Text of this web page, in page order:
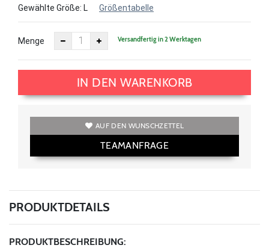
Gewählte Größe: L Größentabelle
Menge Versandfertig in 2 Werktagen
IN DEN WARENKORB
AUF DEN WUNSCHZETTEL
TEAMANFRAGE
PRODUKTDETAILS
PRODUKTBESCHREIBUNG: